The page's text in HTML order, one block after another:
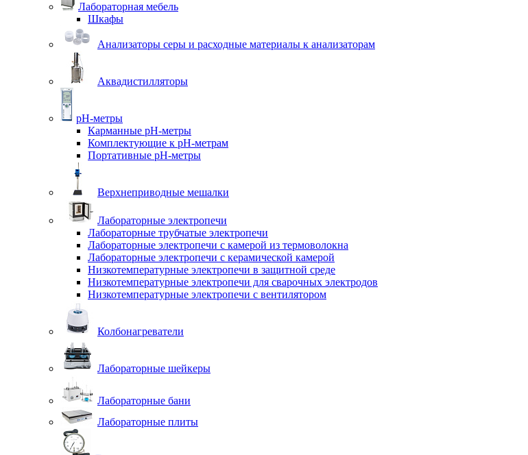
Лабораторная мебель
Шкафы
Анализаторы серы и расходные материалы к анализаторам
Аквадистилляторы
pH-метры
Карманные pH-метры
Комплектующие к pH-метрам
Портативные pH-метры
Верхнеприводные мешалки
Лабораторные электропечи
Лабораторные трубчатые электропечи
Лабораторные электропечи с камерой из термоволокна
Лабораторные электропечи с керамической камерой
Низкотемпературные электропечи в защитной среде
Низкотемпературные электропечи для cварочных электродов
Низкотемпературные электропечи с вентилятором
Колбонагреватели
Лабораторные шейкеры
Лабораторные бани
Лабораторные плиты